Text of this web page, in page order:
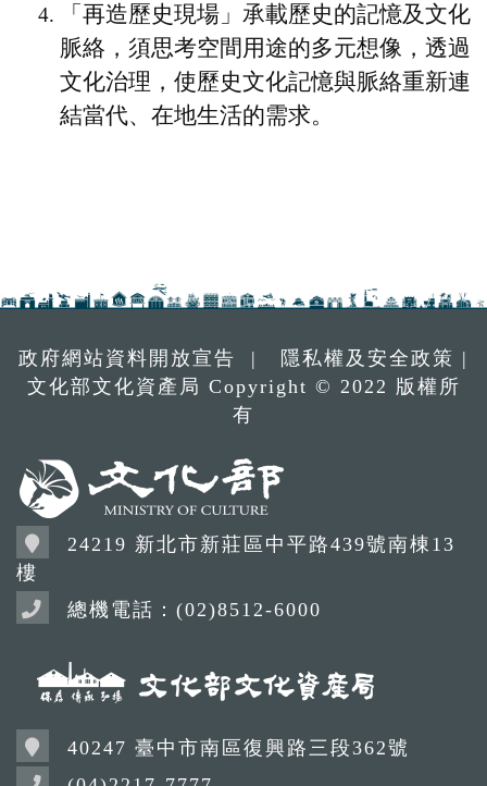
「再造歷史現場」承載歷史的記憶及文化
脈絡，須思考空間用途的多元想像，透過
文化治理，使歷史文化記憶與脈絡重新連
結當代、在地生活的需求。
政府網站資料開放宣告 | 隱私權及安全政策 |
文化部文化資產局 Copyright © 2022 版權所
有
24219 新北市新莊區中平路439號南棟13
樓
總機電話：(02)8512-6000
40247 臺中市南區復興路三段362號